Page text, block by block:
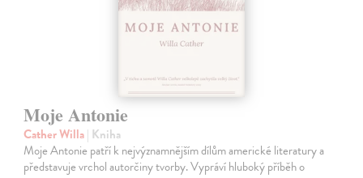
Moje Antonie
Cather Willa| Kniha
Moje Antonie patří k nejvýznamnějším dílům americké literatury a
představuje vrchol autorčiny tvorby. Vypráví hluboký příběh o